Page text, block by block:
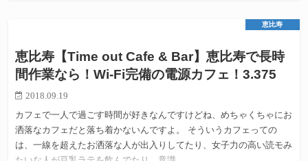
恵比寿
恵比寿【Time out Cafe & Bar】恵比寿で長時
間作業なら！Wi-Fi完備の電源カフェ！3.375
2018.09.19
カフェで一人で過ごす時間が好きなんですけどね、めちゃくちゃにお
洒落なカフェだと落ち着かないんですよ。 そういうカフェっての
は、一線を超えたお洒落な人が出入りしてたり、女子力の高い読モみ